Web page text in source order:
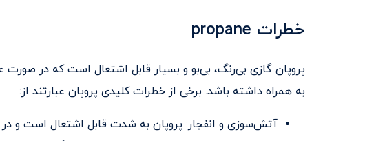
خطرات propane
پروپان گازی بی‌رنگ، بی‌بو و بسیار قابل اشتعال است که در
به همراه داشته باشد. برخی از خطرات کلیدی پروپان عبارتند از:
آتش‌سوزی و انفجار: پروپان به شدت قابل اشتعال است و